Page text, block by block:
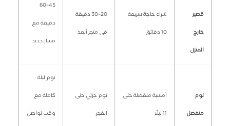
قصير
خارج
المنزل
شراء حاجة سريعة
10 دقائق
20–30 دقيقة
في متجر أبعد
45–60
دقيقة مع
مسار جديد
نوم
منفصل
أمسية منفصلة حتى
11 ليلًا
نوم جزئي حتى
الفجر
نوم ليلة
كاملة مع
وقت تواصل